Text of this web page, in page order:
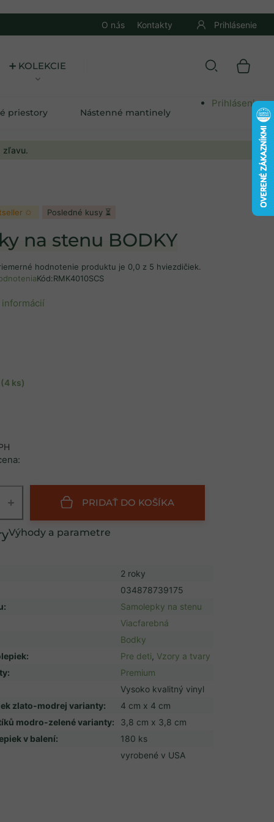
zľavu.
O nás Kontakty Prihlásenie
➕ KOLEKCIE
priestory Nástenné mantinely
Prihlásenie
✩ Posledné kusy ⏳
na stenu BODKY
hodnotenie produktu je 0,0 z 5 hviezdičiek.
Kód:RMK4010SCS
(4 ks)
+ PRIDAŤ DO KOŠÍKA
Výhody a parametre
2 roky
034878739175
:
Samolepky na stenu
Viacfarebná
Bodky
: Pre deti Vzory a tvary
:
Premium
Vysoko kvalitný vinyl
zlato-modrej varianty:
4 cm x 4 cm
modro-zelené varianty:
3,8 cm x 3,8 cm
v balení:
180 ks
vyrobené v USA
informácií